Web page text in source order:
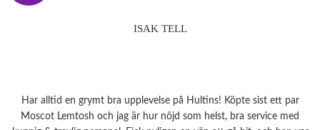
ISAK TELL
Har alltid en grymt bra upplevelse på Hultins! Köpte sist ett par
Moscot Lemtosh och jag är hur nöjd som helst, bra service med